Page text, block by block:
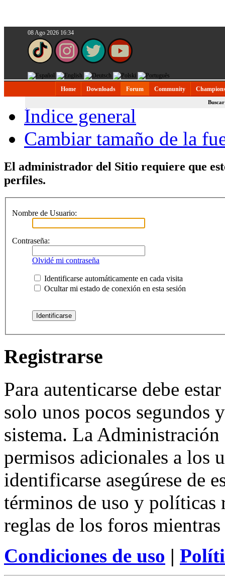
08 Ago 2026 16:34
Home Downloads Forum Community
Buscar
Índice general
Cambiar tamaño de la
El administrador del Sitio requiere que
perfiles.
Nombre de Usuario:
Contraseña:
Olvidé mi contraseña
Identificarse automáticamente en cada visita
Ocultar mi estado de conexión en esta sesión
Registrarse
Para autenticarse debe
solo unos pocos segundos
sistema. La
permisos adicionales a los
identificarse asegúrese de
términos de uso y políticas
reglas de los foros
Condiciones de uso |